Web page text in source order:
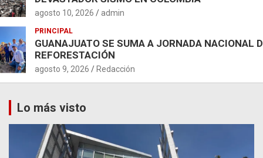
agosto 10, 2026 admin
PRINCIPAL
GUANAJUATO SE SUMA A JORNADA NACIONAL
REFORESTACIÓN
agosto 9, 2026 Redacción
Lo más visto